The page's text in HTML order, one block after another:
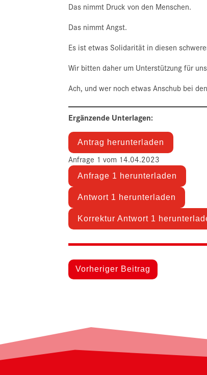
Das nimmt Druck von den Menschen.
Das nimmt Angst.
Es ist etwas Solidarität in diesen
Wir bitten daher um Unterstützung für
Ach, und wer noch etwas Anschub bei
Ergänzende Unterlagen:
Antrag herunterladen
Anfrage 1 vom 14.04.2023
Anfrage 1 herunterladen
Antwort 1 herunterladen
Korrektur Antwort 1
Vorheriger Beitrag